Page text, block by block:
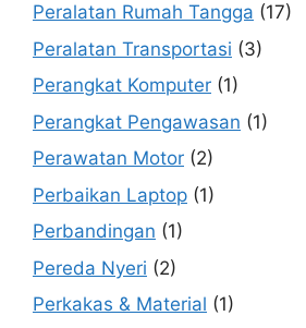
Peralatan Rumah Tangga (17)
Peralatan Transportasi (3)
Perangkat Komputer (1)
Perangkat Pengawasan (1)
Perawatan Motor (2)
Perbaikan Laptop (1)
Perbandingan (1)
Pereda Nyeri (2)
Perkakas & Material (1)